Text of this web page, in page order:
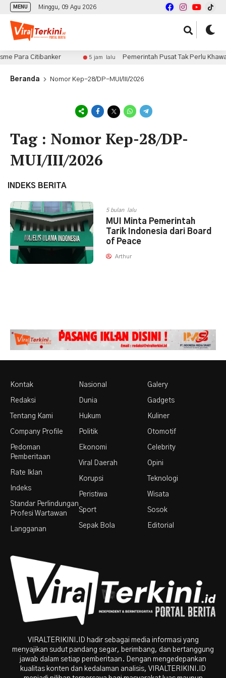
MENU Minggu, 09 Agu 2026
Para Citibanker 5 jam lalu Pemerintah Pusat Tak Perlu
Beranda Nomor Kep-28/DP-MUI/III/2026
Tag : Nomor Kep-28/DP-
MUI/III/2026
INDEKS BERITA
5 bulan lalu
MUI Minta Pemerintah
Tarik Indonesia dari Board
of Peace
Arthur
Kontak
Redaksi
Tentang Kami
Company Profile
Pedoman
Pemberitaan
Rate Iklan
Indeks
Standar Perlindungan
Profesi Wartawan
Langganan
Nasional
Dunia
Hukum
Politik
Ekonomi
Viral Daerah
Korupsi
Peristiwa
Sport
Sepak Bola
Galery
Gadgets
Kuliner
Otomotif
Celebrity
Opini
Teknologi
Wisata
Sosok
Editorial
VIRALTERIKINI.ID hadir sebagai media informasi yang
menyajikan sudut pandang segar, berimbang, dan bertanggung
jawab dalam setiap pemberitaan. Dengan mengedepankan
kualitas konten dan kedalaman analisis, VIRALTERIKINI.ID